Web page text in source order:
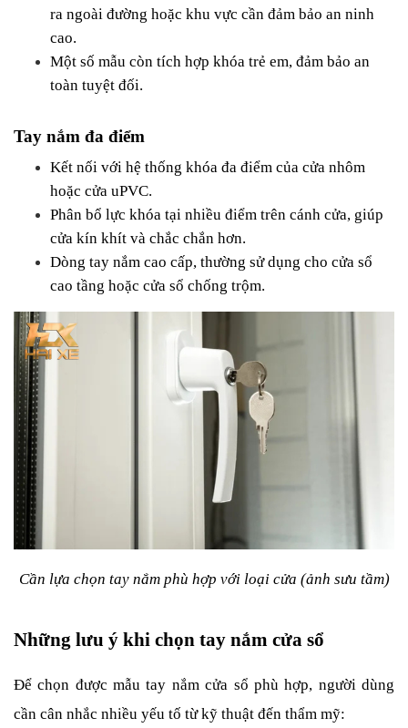
ra ngoài đường hoặc khu vực cần đảm bảo an ninh
cao.
Một số mẫu còn tích hợp khóa trẻ em, đảm bảo an
toàn tuyệt đối.
Tay nắm đa điểm
Kết nối với hệ thống khóa đa điểm của cửa nhôm
hoặc cửa uPVC.
Phân bổ lực khóa tại nhiều điểm trên cánh cửa, giúp
cửa kín khít và chắc chắn hơn.
Dòng tay nắm cao cấp, thường sử dụng cho cửa sổ
cao tầng hoặc cửa sổ chống trộm.
Cần lựa chọn tay nắm phù hợp với loại cửa (ảnh sưu tầm)
Những lưu ý khi chọn tay nắm cửa sổ
Để chọn được mẫu tay nắm cửa sổ phù hợp, người dùng
cần cân nhắc nhiều yếu tố từ kỹ thuật đến thẩm mỹ: